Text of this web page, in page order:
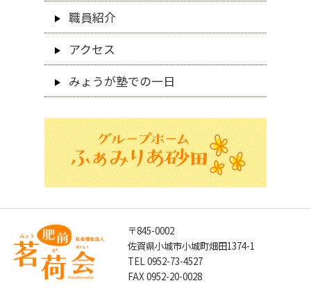
職員紹介
アクセス
みょうが塾での一日
〒845-0002
佐賀県小城市小城町畑田1374-1
TEL 0952-73-4527
FAX 0952-20-0028